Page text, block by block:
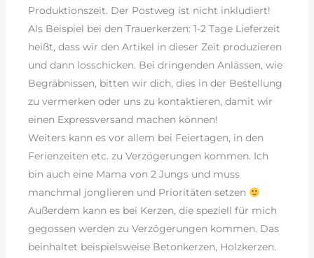
Produktionszeit. Der Postweg ist nicht inkludiert!
Als Beispiel bei den Trauerkerzen: 1-2 Tage Lieferzeit
heißt, dass wir den Artikel in dieser Zeit produzieren
und dann losschicken. Bei dringenden Anlässen, wie
Begräbnissen, bitten wir dich, dies in der Bestellung
zu vermerken oder uns zu kontaktieren, damit wir
einen Expressversand machen können!
Weiters kann es vor allem bei Feiertagen, in den
Ferienzeiten etc. zu Verzögerungen kommen. Ich
bin auch eine Mama von 2 Jungs und muss
manchmal jonglieren und Prioritäten setzen
Außerdem kann es bei Kerzen, die speziell für mich
gegossen werden zu Verzögerungen kommen. Das
beinhaltet beispielsweise Betonkerzen, Holzkerzen.